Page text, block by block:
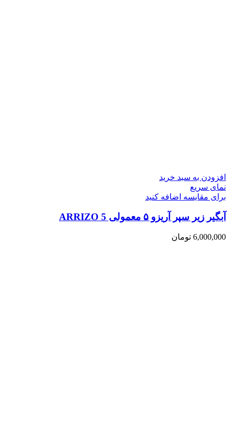
افزودن به سبد خرید
نمای سریع
برای مقایسه اضافه کنید
آبگیر زیر سپر آریزو ۵ معمولی ARRIZO 5
6,000,000 تومان